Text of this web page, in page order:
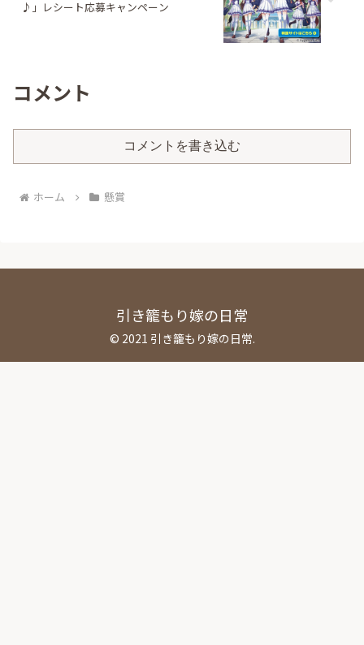
♪」レシート応募キャンペーン
コメント
コメントを書き込む
ホーム 懸賞
引き籠もり嫁の日常
© 2021 引き籠もり嫁の日常.